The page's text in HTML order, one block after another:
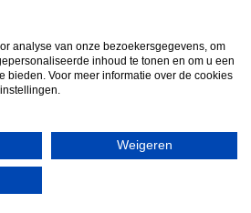
analyse van onze bezoekersgegevens, om
inhoud te tonen en om u een
bieden. Voor meer informatie over de cookies
Weigeren